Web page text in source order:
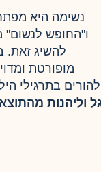
נשימה היא מפתח
ו"החופש לנשום"
להשיג זאת.
מופורטת
בתרגילי
וליהנות